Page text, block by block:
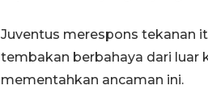
Juventus merespons tekanan
tembakan berbahaya dari luar
mementahkan ancaman ini.